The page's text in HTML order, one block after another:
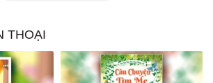
THOẠI